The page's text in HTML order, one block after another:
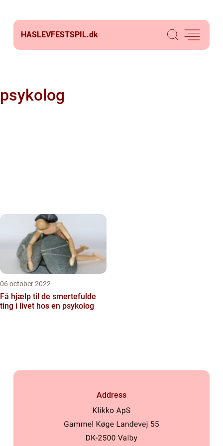
HASLEVFESTSPIL.dk
psykolog
06 october 2022
Få hjælp til de smertefulde
ting i livet hos en psykolog
Address